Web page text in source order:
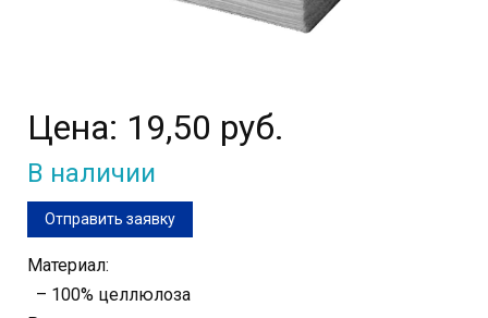
Цена: 19,50 руб.
В наличии
Отправить заявку
Материал:
– 100% целлюлоза